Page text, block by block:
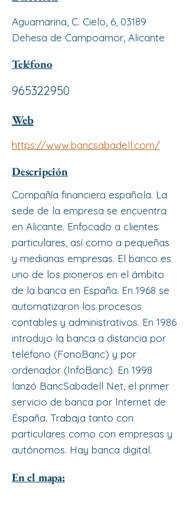
Aguamarina, C. Cielo, 6, 03189
Dehesa de Campoamor, Alicante
Teléfono
965322950
Web
https://www.bancsabadell.com/
Descripción
Compañía financiera española. La
sede de la empresa se encuentra
en Alicante. Enfocado a clientes
particulares, así como a pequeñas
y medianas empresas. El banco es
uno de los pioneros en el ámbito
de la banca en España. En 1968 se
automatizaron los procesos
contables y administrativos. En 1986
introdujo la banca a distancia por
teléfono (FonoBanc) y por
ordenador (InfoBanc). En 1998
lanzó BancSabadell Net, el primer
servicio de banca por Internet de
España. Trabaja tanto con
particulares como con empresas y
autónomos. Hay banca digital.
En el mapa: